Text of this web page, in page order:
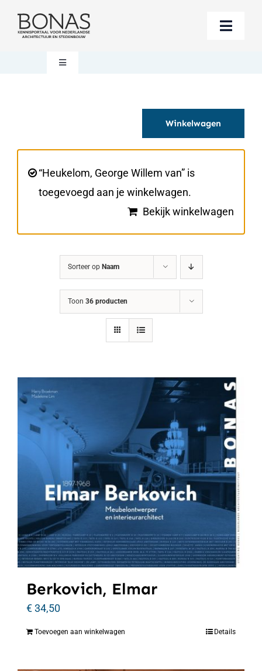
naar
Toggle
Berichten
Steun BONAS
Toggle
Winkelwagen
Winkelwagen
“Heukelom, George Willem van” is
toegevoegd aan je winkelwagen.
Bekijk winkelwagen
Sorteer op Naam
Toon 36 producten
Berkovich, Elmar
€34,50
Toevoegen aan winkelwagen Details